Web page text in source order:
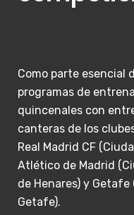
Como parte esencial
programas de
quincenales con
canteras de los
Real Madrid CF
Atlético de Madrid
de Henares) y
Getafe).